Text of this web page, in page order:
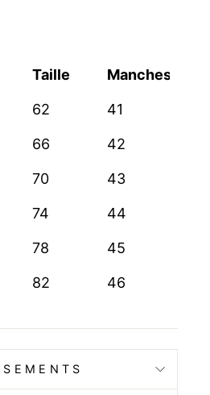
Taille Manches
62 41
66 42
70 43
74 44
78 45
82 46